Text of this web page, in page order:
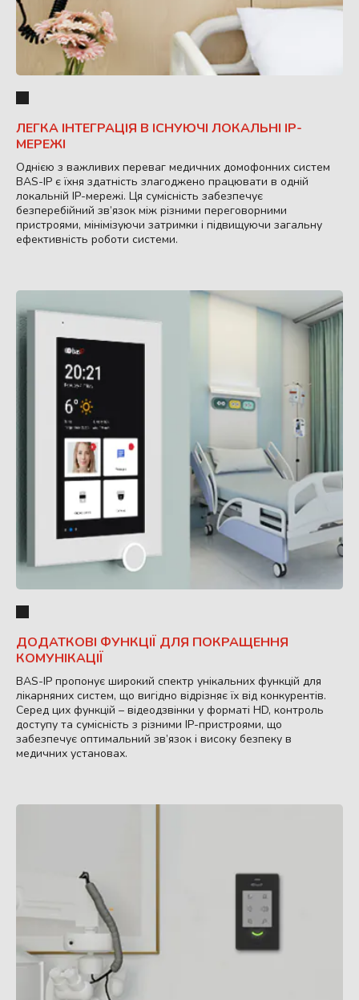
ЛЕГКА ІНТЕГРАЦІЯ В ІСНУЮЧІ ЛОКАЛЬНІ IP-
МЕРЕЖІ
Однією з важливих переваг медичних домофонних систем
BAS-IP є їхня здатність злагоджено працювати в одній
локальній IP-мережі. Ця сумісність забезпечує
безперебійний зв’язок між різними переговорними
пристроями, мінімізуючи затримки і підвищуючи загальну
ефективність роботи системи.
ДОДАТКОВІ ФУНКЦІЇ ДЛЯ ПОКРАЩЕННЯ
КОМУНІКАЦІЇ
BAS-IP пропонує широкий спектр унікальних функцій для
лікарняних систем, що вигідно відрізняє їх від конкурентів.
Серед цих функцій – відеодзвінки у форматі HD, контроль
доступу та сумісність з різними IP-пристроями, що
забезпечує оптимальний зв’язок і високу безпеку в
медичних установах.